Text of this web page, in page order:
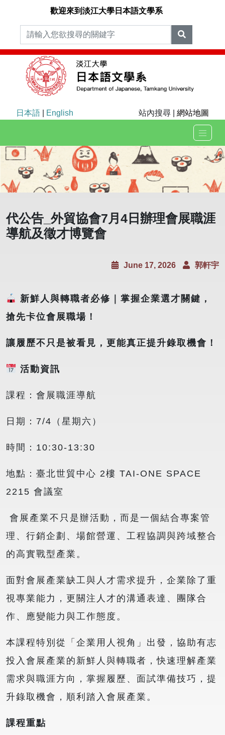
歡迎來到淡江大學日本語文學系
日本語 English 站內搜尋 | 網站地圖
代公告_外貿協會7月4日辦理會展職涯
導航及徵才博覽會
June 17, 2026 郭軒宇
新鮮人與轉職者必修｜掌握企業選才關鍵，
搶先卡位會展職場！
讓履歷不只是被看見，更能真正提升錄取機會！
活動資訊
課程：會展職涯導航
日期：7/4（星期六）
時間：10:30-13:30
地點：臺北世貿中心 2樓 TAI-ONE SPACE
2215 會議室
會展產業不只是辦活動，而是一個結合專案管
理、行銷企劃、場館營運、工程協調與跨域整合
的高實戰型產業。
面對會展產業缺工與人才需求提升，企業除了重
視專業能力，更關注人才的溝通表達、團隊合
作、應變能力與工作態度。
本課程特別從「企業用人視角」出發，協助有志
投入會展產業的新鮮人與轉職者，快速理解產業
需求與職涯方向，掌握履歷、面試準備技巧，提
升錄取機會，順利踏入會展產業。
課程重點